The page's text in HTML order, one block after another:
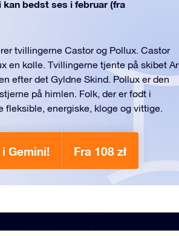
bedst ses i februar (fra
tvillingerne Castor og Pollux. Castor
en kølle. Tvillingerne tjente på skibet
efter det Gyldne Skind. Pollux er den
på himlen. Folk, der er født i
energiske, kloge og vittige.
Gemini! Fra 108 zł